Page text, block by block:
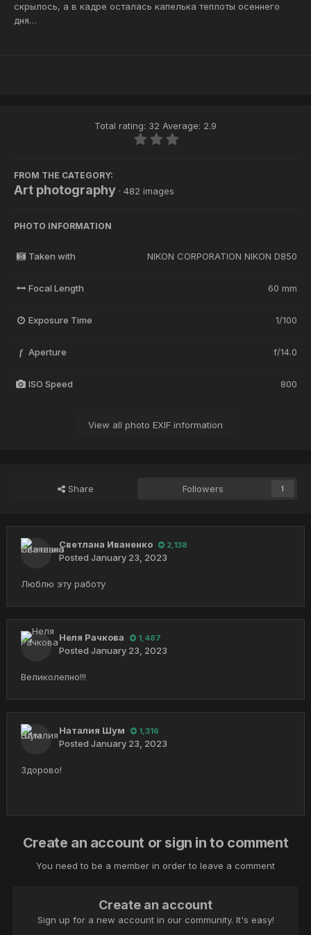
скрылось, а в кадре осталась капелька теплоты осеннего
дня…
Total rating: 32 Average: 2.9
FROM THE CATEGORY:
Art photography · 482 images
PHOTO INFORMATION
Taken with NIKON CORPORATION NIKON D850
Focal Length 60 mm
Exposure Time 1/100
f Aperture f/14.0
ISO Speed 800
View all photo EXIF information
Share Followers 1
Светлана Иваненко 2,138
Posted January 23, 2023
Люблю эту работу
Неля Рачкова 1,487
Posted January 23, 2023
Великолепно!!!
Наталия Шум 1,316
Posted January 23, 2023
Здорово!
Create an account or sign in to comment
You need to be a member in order to leave a comment
Create an account
Sign up for a new account in our community. It's easy!